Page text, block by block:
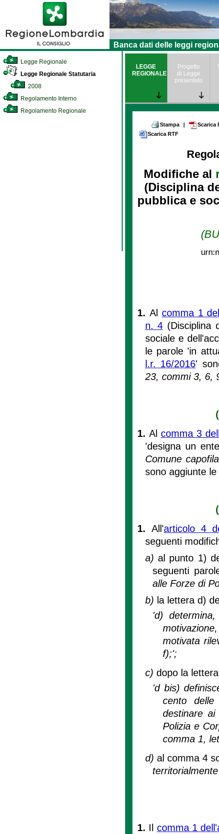
Banca dati delle leggi
Legge Regionale
Legge Regionale Statutaria
2008
Regolamento Interno
Regolamento Regionale
LEGGE
REGIONALE
Progetto
di Legge
presentato
Stampa |
Scarica
Scarica RTF
Modifiche al
(Disciplina
pubblica e
1. Al comma 1
n. 4 (Disciplina
sociale e
le parole 'in
l.r. 16/2016'
23, commi 3, 6,
1. Al comma 3
'designa un
Comune
sono aggiunte
1. All'articolo 4
seguenti
a)al punto 1)
seguenti
alle Forze di
b) la lettera d)
'd)
motivata
f);';
c) dopo la
'd bis)
cento
destinare
Polizia e
comma 1,
d) al comma 4
1. Il comma 1